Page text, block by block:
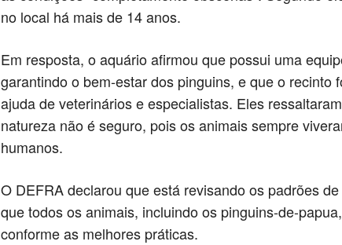
no local há mais de 14 anos.
Em resposta, o aquário afirmou que possui uma
garantindo o bem-estar dos pinguins, e que o recinto
ajuda de veterinários e especialistas. Eles
natureza não é seguro, pois os animais sempre
humanos.
O DEFRA declarou que está revisando os padrões
que todos os animais, incluindo os pinguins-de-
conforme as melhores práticas.